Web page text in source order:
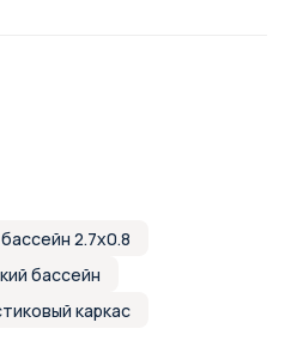
бассейн 2.7х0.8
бассейн
каркас